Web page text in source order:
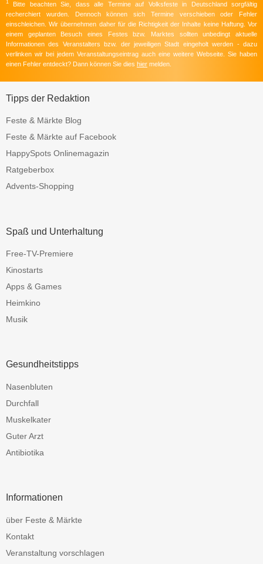
1
Bitte beachten Sie, dass alle Termine auf Volksfeste in Deutschland sorgfältig
recherchiert wurden. Dennoch können sich Termine verschieben oder Fehler
einschleichen. Wir übernehmen daher für die Richtigkeit der Inhalte keine Haftung. Vor
einem geplanten Besuch eines Festes bzw. Marktes sollten unbedingt aktuelle
Informationen des Veranstalters bzw. der jeweiligen Stadt eingeholt werden - dazu
verlinken wir bei jedem Veranstaltungseintrag auch eine weitere Webseite. Sie haben
einen Fehler entdeckt? Dann können Sie dies hier melden.
Tipps der Redaktion
Feste & Märkte Blog
Feste & Märkte auf Facebook
HappySpots Onlinemagazin
Ratgeberbox
Advents-Shopping
Spaß und Unterhaltung
Free-TV-Premiere
Kinostarts
Apps & Games
Heimkino
Musik
Gesundheitstipps
Nasenbluten
Durchfall
Muskelkater
Guter Arzt
Antibiotika
Informationen
über Feste & Märkte
Kontakt
Veranstaltung vorschlagen